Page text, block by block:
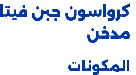
كرواسون جبن
مدخن
المكونات